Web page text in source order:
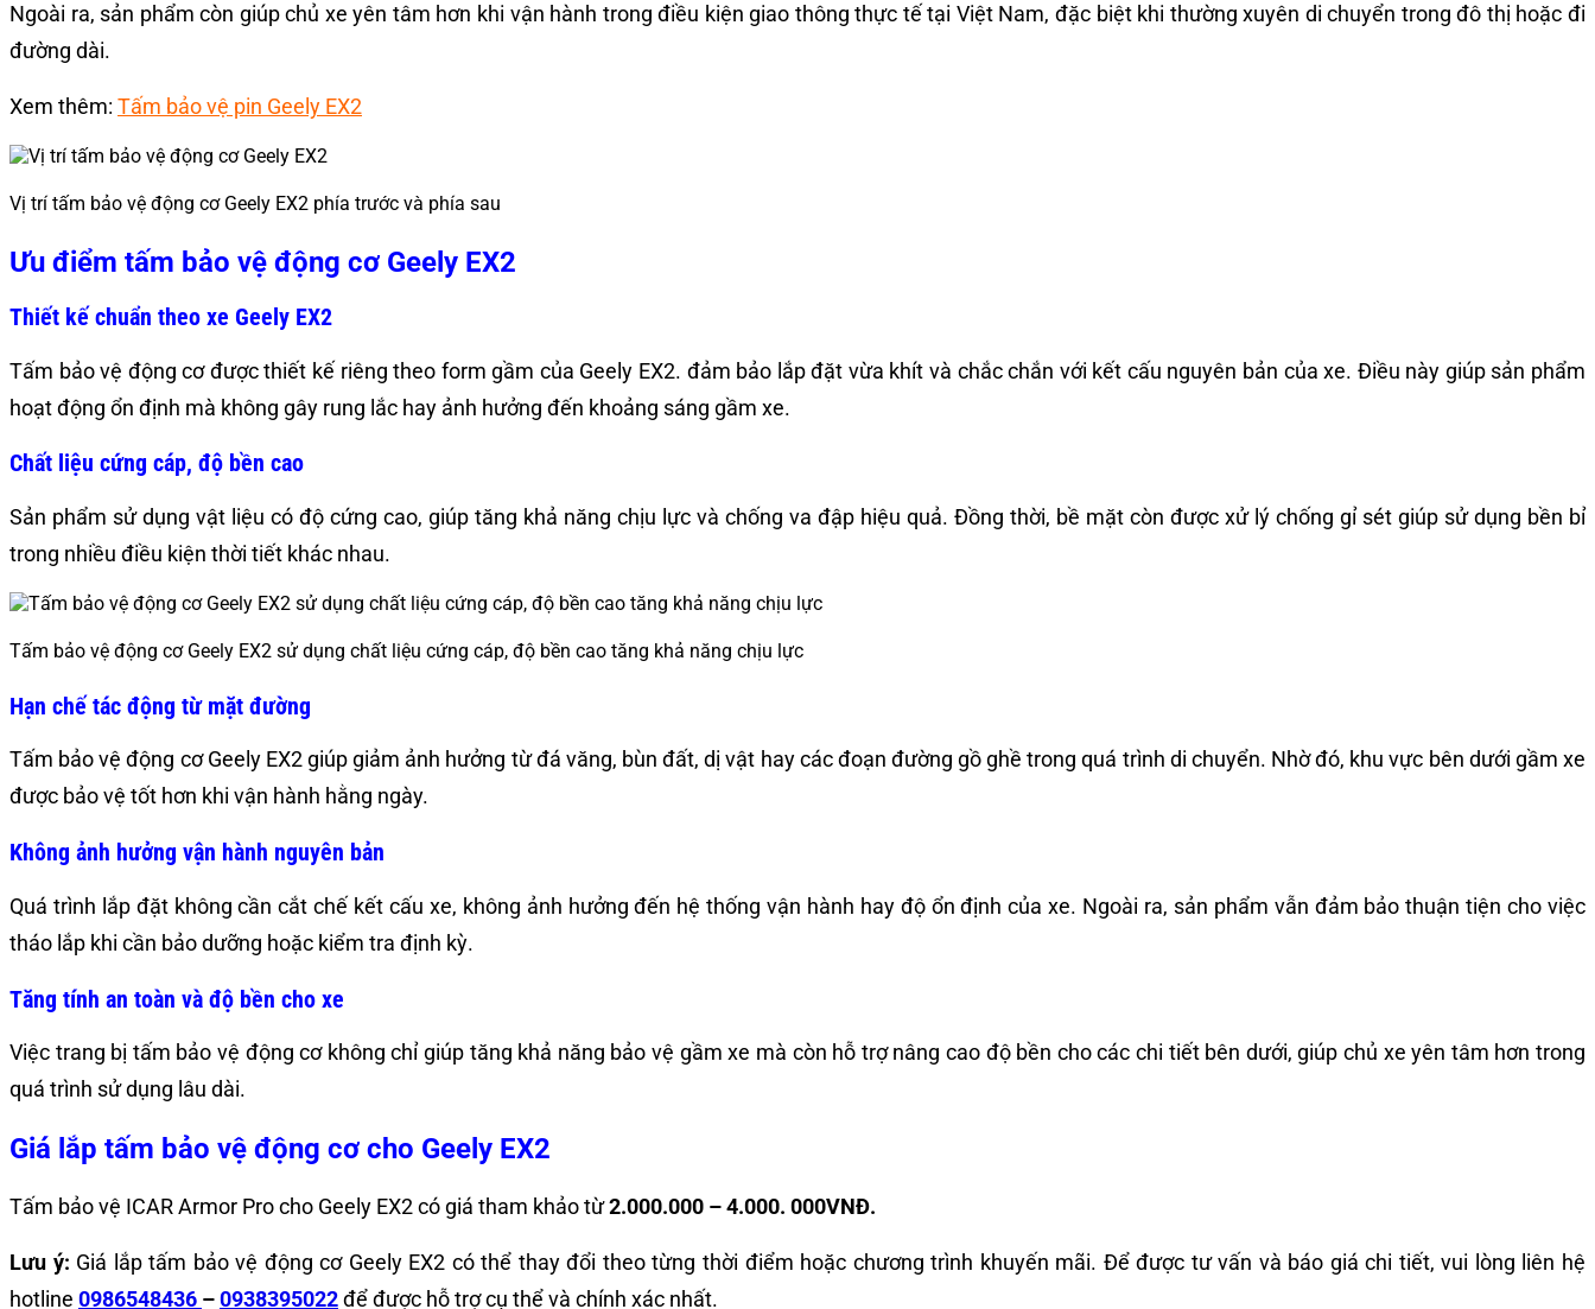
Ngoài ra, sản phẩm còn giúp chủ xe yên tâm hơn khi vận hành trong điều kiện giao thông thực tế tại Việt Nam, đặc biệt khi thường xuyên di chuyển trong đô thị hoặc đi
đường dài.
Xem thêm: Tấm bảo vệ pin Geely EX2
Vị trí tấm bảo vệ động cơ Geely EX2 phía trước và phía sau
Ưu điểm tấm bảo vệ động cơ Geely EX2
Thiết kế chuẩn theo xe Geely EX2
Tấm bảo vệ động cơ được thiết kế riêng theo form gầm của Geely EX2. đảm bảo lắp đặt vừa khít và chắc chắn với kết cấu nguyên bản của xe. Điều này giúp sản phẩm
hoạt động ổn định mà không gây rung lắc hay ảnh hưởng đến khoảng sáng gầm xe.
Chất liệu cứng cáp, độ bền cao
Sản phẩm sử dụng vật liệu có độ cứng cao, giúp tăng khả năng chịu lực và chống va đập hiệu quả. Đồng thời, bề mặt còn được xử lý chống gỉ sét giúp sử dụng bền bỉ
trong nhiều điều kiện thời tiết khác nhau.
Tấm bảo vệ động cơ Geely EX2 sử dụng chất liệu cứng cáp, độ bền cao tăng khả năng chịu lực
Hạn chế tác động từ mặt đường
Tấm bảo vệ động cơ Geely EX2 giúp giảm ảnh hưởng từ đá văng, bùn đất, dị vật hay các đoạn đường gồ ghề trong quá trình di chuyển. Nhờ đó, khu vực bên dưới gầm xe
được bảo vệ tốt hơn khi vận hành hằng ngày.
Không ảnh hưởng vận hành nguyên bản
Quá trình lắp đặt không cần cắt chế kết cấu xe, không ảnh hưởng đến hệ thống vận hành hay độ ổn định của xe. Ngoài ra, sản phẩm vẫn đảm bảo thuận tiện cho việc
tháo lắp khi cần bảo dưỡng hoặc kiểm tra định kỳ.
Tăng tính an toàn và độ bền cho xe
Việc trang bị tấm bảo vệ động cơ không chỉ giúp tăng khả năng bảo vệ gầm xe mà còn hỗ trợ nâng cao độ bền cho các chi tiết bên dưới, giúp chủ xe yên tâm hơn trong
quá trình sử dụng lâu dài.
Giá lắp tấm bảo vệ động cơ cho Geely EX2
Tấm bảo vệ ICAR Armor Pro cho Geely EX2 có giá tham khảo từ2.000.000 – 4.000. 000VNĐ.
Lưu ý: Giá lắp tấm bảo vệ động cơ Geely EX2 có thể thay đổi theo từng thời điểm hoặc chương trình khuyến mãi. Để được tư vấn và báo giá chi tiết, vui lòng liên hệ
hotline 0986548436 –0938395022để được hỗ trợ cụ thể và chính xác nhất.